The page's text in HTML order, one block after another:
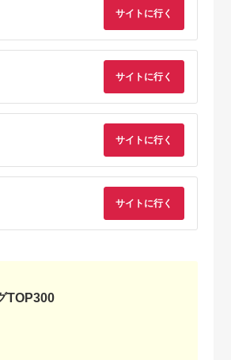
火手
ギ
人気
【ふるさと納税】 う
なぎ 国産 蒲焼 白焼
約160g 2尾〜24尾 選
町 22424530] タレ山
ウナギ 蒲焼き 白焼き
1744-1 うなぎ問屋
の 備長炭手焼 う
ぎ蒲焼 特大２尾
サイトに行く
サイトに行く
サイトに行く
サイトに行く
TOP300